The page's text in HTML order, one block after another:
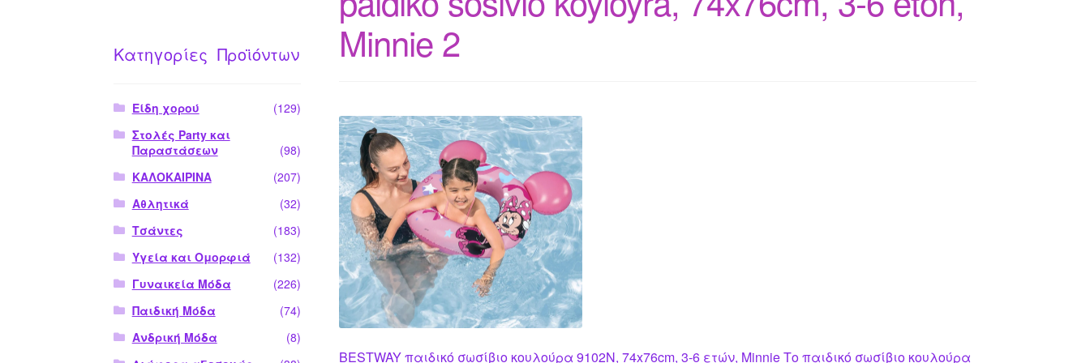
Minnie 2
BESTWAY παιδικό σωσίβιο κουλούρα 9102N, 74x76cm, 3-6 ετών, Minnie Το παιδικό σωσίβιο κουλούρα
Κατηγορίες Προϊόντων
Είδη χορού
(129)
Στολές Party και
Παραστάσεων
(98)
ΚΑΛΟΚΑΙΡΙΝΑ
(207)
Αθλητικά
(32)
Τσάντες
(183)
Υγεία και Ομορφιά
(132)
Γυναικεία Μόδα
(226)
Παιδική Μόδα
(74)
Ανδρική Μόδα
(8)